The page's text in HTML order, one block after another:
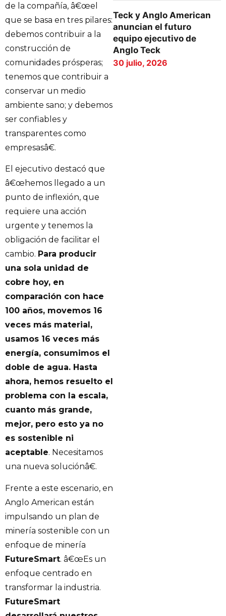
de la compañía, â€œel
que se basa en tres pilares:
debemos contribuir a la
construcción de
comunidades prósperas;
tenemos que contribuir a
conservar un medio
ambiente sano; y debemos
ser confiables y
transparentes como
empresasâ€.
El ejecutivo destacó que
â€œhemos llegado a un
punto de inflexión, que
requiere una acción
urgente y tenemos la
obligación de facilitar el
cambio. Para producir
una sola unidad de
cobre hoy, en
comparación con hace
100 años, movemos 16
veces más material,
usamos 16 veces más
energía, consumimos el
doble de agua. Hasta
ahora, hemos resuelto el
problema con la escala,
cuanto más grande,
mejor, pero esto ya no
es sostenible ni
aceptable. Necesitamos
una nueva soluciónâ€.
Frente a este escenario, en
Anglo American están
impulsando un plan de
minería sostenible con un
enfoque de minería
FutureSmart. â€œEs un
enfoque centrado en
transformar la industria.
FutureSmart
Teck y Anglo American
anuncian el futuro
equipo ejecutivo de
Anglo Teck
30 julio, 2026